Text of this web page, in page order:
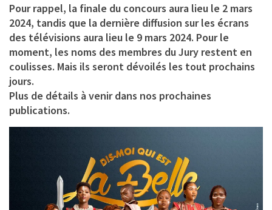
Pour rappel, la finale du concours aura lieu le 2 mars
2024, tandis que la dernière diffusion sur les écrans
des télévisions aura lieu le 9 mars 2024. Pour le
moment, les noms des membres du Jury restent en
coulisses. Mais ils seront dévoilés les tout prochains
jours.
Plus de détails à venir dans nos prochaines
publications.